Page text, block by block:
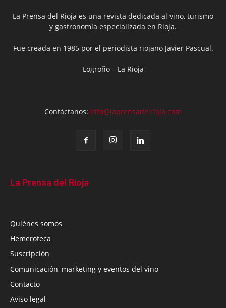
La Prensa del Rioja es una revista dedicada al vino, turismo
y gastronomía especializada en Rioja.
Fue creada en 1985 por el periodista riojano Javier Pascual.
Logroño – La Rioja
Contáctanos: info@laprensadelrioja.com
La Prensa del Rioja
Quiénes somos
Hemeroteca
Suscripción
Comunicación, marketing y eventos del vino
Contacto
Aviso legal